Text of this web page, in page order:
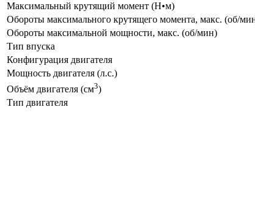
Максимальный крутящий момент (Н•м)
Обороты максимального крутящего момента, макс. (об/
Обороты максимальной мощности, макс. (об/мин)
Тип впуска
Конфигурация двигателя
Мощность двигателя (л.с.)
Объём двигателя (см3)
Тип двигателя